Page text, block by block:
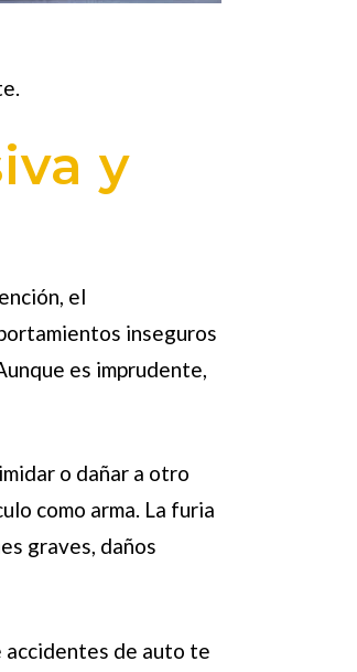
y
el
inseguros
es imprudente,
o dañar a otro
como arma. La furia
graves, daños
accidentes de auto te